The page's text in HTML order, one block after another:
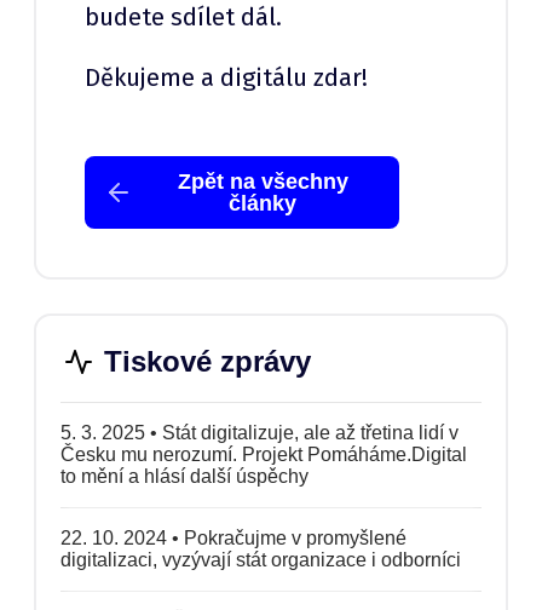
budete sdílet dál.
Děkujeme a digitálu zdar!
Zpět na všechny
články
Tiskové zprávy
5. 3. 2025 • Stát digitalizuje, ale až třetina lidí v
Česku mu nerozumí. Projekt Pomáháme.Digital
to mění a hlásí další úspěchy
22. 10. 2024 • Pokračujme v promyšlené
digitalizaci, vyzývají stát organizace i odborníci